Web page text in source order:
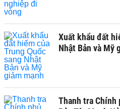
Xuất khẩu đất
Nhật Bản và Mỹ
Thanh tra Chính